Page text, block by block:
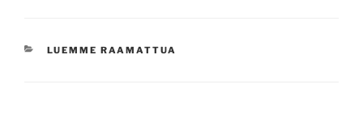
KATEGORIAT
LUEMME RAAMATTUA